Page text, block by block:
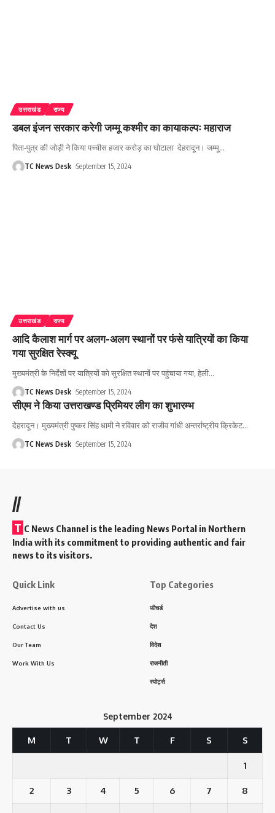
उत्तराखंड राज्य
डबल इंजन सरकार करेगी जम्मू कश्मीर का कायाकल्पः महाराज
पिता-पुत्र की जोड़ी ने किया पच्चीस हजार करोड़ का घोटाला देहरादून। जम्मू…
TC News Desk September 15, 2024
उत्तराखंड राज्य
आदि कैलाश मार्ग पर अलग-अलग स्थानों पर फंसे यात्रियों का किया
गया सुरक्षित रेस्क्यू
मुख्यमंत्री के निर्देशों पर यात्रियों को सुरक्षित स्थानों पर पहुंचाया गया, हेली…
TC News Desk September 15, 2024
सीएम ने किया उत्तराखण्ड प्रिमियर लीग का शुभारम्भ
देहरादून। मुख्यमंत्री पुष्कर सिंह धामी ने रविवार को राजीव गांधी अन्तर्राष्ट्रीय क्रिकेट…
TC News Desk September 15, 2024
//
T C News Channel is the leading News Portal in Northern
India with its commitment to providing authentic and fair
news to its visitors.
Quick Link
Advertise with us
Contact Us
Our Team
Work With Us
Top Categories
फीचर्ड
देश
विदेश
राजनीती
स्पोर्ट्स
September 2024
M T W T F S S
1
2 3 4 5 6 7 8